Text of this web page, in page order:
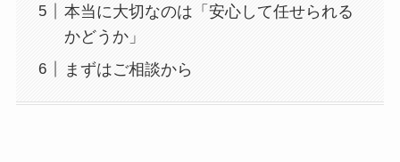
本当に大切なのは「安心して任せられる
かどうか」
まずはご相談から